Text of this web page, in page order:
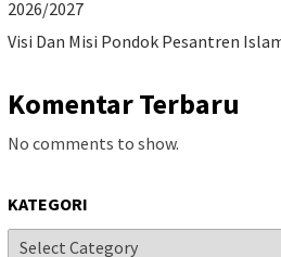
2026/2027
Visi Dan Misi Pondok Pesantren
Komentar Terbaru
No comments to show.
KATEGORI